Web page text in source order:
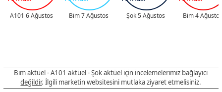
A101 6 Ağustos Bim 7 Ağustos Şok 5 Ağustos Bim 4 Ağustos
Bim aktüel - A101 aktüel - Şok aktüel için incelemelerimiz bağlayıcı
değildir. İlgili marketin websitesini mutlaka ziyaret etmelisiniz.